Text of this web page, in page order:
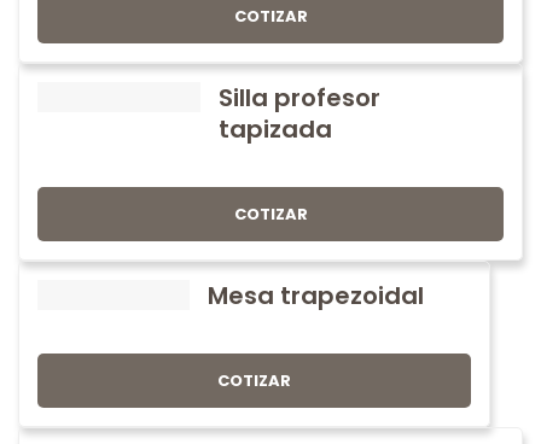
COTIZAR
Silla profesor
tapizada
COTIZAR
Mesa trapezoidal
COTIZAR